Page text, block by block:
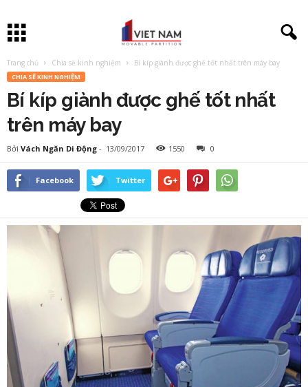
Trang chủ Chia sẽ kinh nghiệm Bí kíp giành được ghế tốt nhất trên máy bay
CHIA SẼ KINH NGHIỆM
Bí kíp giành được ghế tốt nhất
trên máy bay
Bởi Vách Ngăn Di Động - 13/09/2017 1550 0
Facebook Twitter